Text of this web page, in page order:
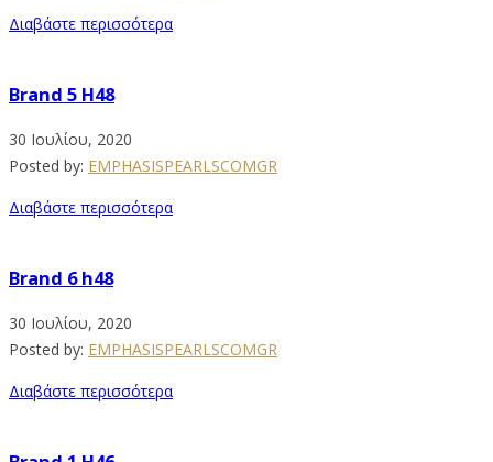
Διαβάστε περισσότερα
Brand 5 H48
30 Ιουλίου, 2020
Posted by: EMPHASISPEARLSCOMGR
Διαβάστε περισσότερα
Brand 6 h48
30 Ιουλίου, 2020
Posted by: EMPHASISPEARLSCOMGR
Διαβάστε περισσότερα